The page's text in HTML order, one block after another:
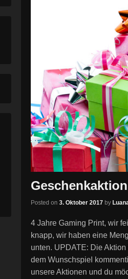
Geschenkaktion
Posted on 3. Oktober 2017 by
4 Jahre Gaming Print, wir
knapp, wir haben eine
unten. UPDATE: Die
dem Wunschspiel
unsere Aktionen und du